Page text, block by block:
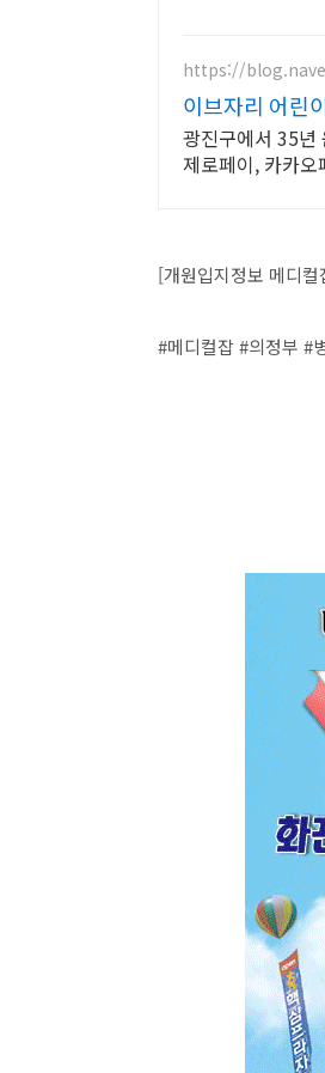
https://
이브자리 어린
광진구에서 35년
제로페이, 카카오
[개원입지정보 메디
#메디컬잡 #의정부 #